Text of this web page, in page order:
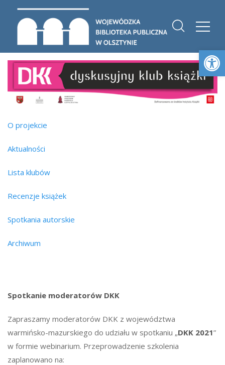
O projekcie
Aktualności
Lista klubów
Recenzje książek
Spotkania autorskie
Archiwum
Spotkanie moderatorów DKK
Zapraszamy moderatorów DKK z województwa
warmińsko-mazurskiego do udziału w spotkaniu „DKK 2021”
w formie webinarium. Przeprowadzenie szkolenia
zaplanowano na: